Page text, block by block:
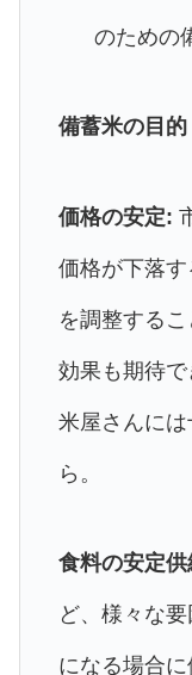
のための
備蓄米の目的
価格の安定:
価格が下落
を調整する
効果も期待
米屋さんに
ら。
食料の安定供
ど、様々な
になる場合